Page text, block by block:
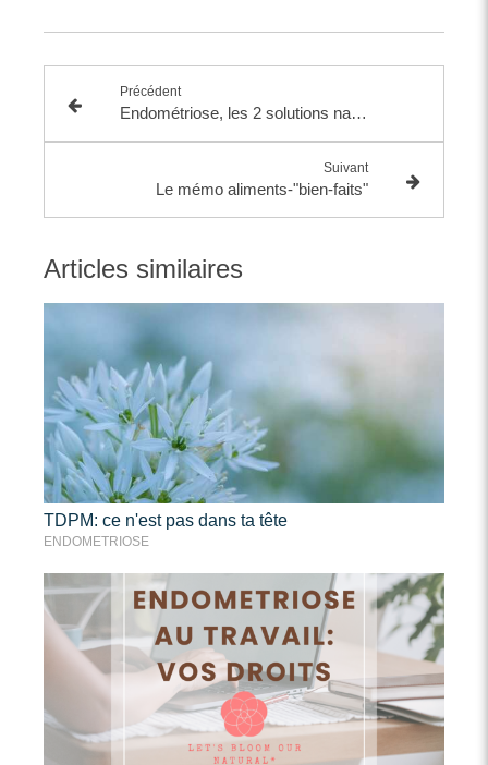
Précédent
Endométriose, les 2 solutions naturelles fondamentales
Suivant
Le mémo aliments-"bien-faits"
Articles similaires
TDPM: ce n'est pas dans ta tête
ENDOMETRIOSE